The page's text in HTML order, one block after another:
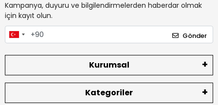
Kampanya, duyuru ve bilgilendirmelerden haberdar olmak
için kayıt olun.
Gönder
Kurumsal
Kategoriler